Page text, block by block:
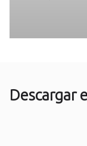
Descargar